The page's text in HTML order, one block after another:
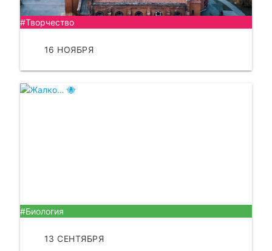
#Творчество
16 НОЯБРЯ
#Биология
13 СЕНТЯБРЯ